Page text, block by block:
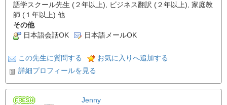
語学スクール先生 (２年以上), ビジネス翻訳 (２年以上), 家庭教
師 (１年以上) 他
その他
日本語会話OK
日本語メールOK
この先生に質問する
お気に入りへ追加する
詳細プロフィールを見る
Jenny